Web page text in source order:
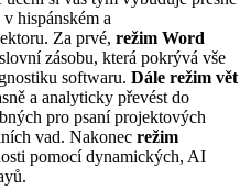
hispánském a
Za prvé, režim Word
zásobu, která pokrývá vše
softwaru. Dále režim vět
a analyticky převést do
pro psaní projektových
vad. Nakonec režim
pomocí dynamických, AI